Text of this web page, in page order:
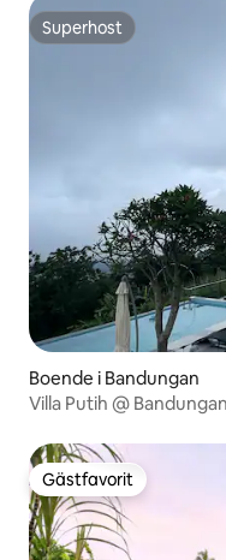
Superhost
Superhost
Boende i Bandungan
Villa Putih @
Gästfavorit
Gästfavorit